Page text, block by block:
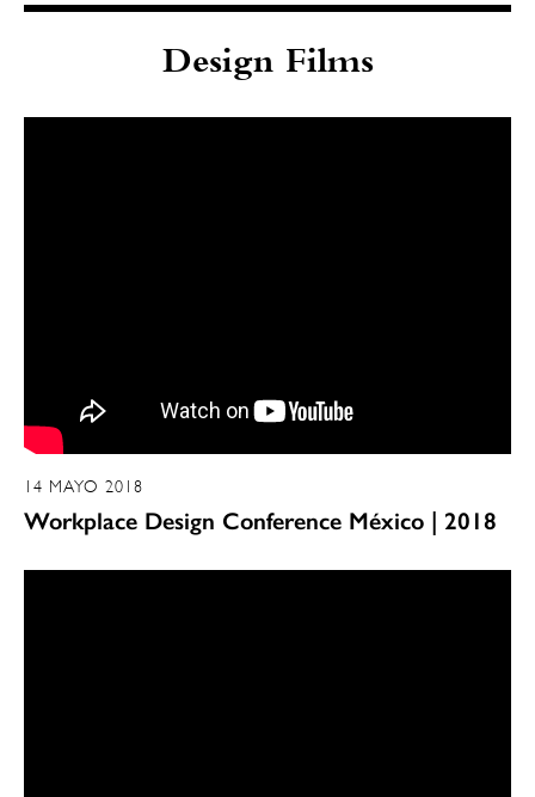
Design Films
14 MAYO 2018
Workplace Design Conference México | 2018